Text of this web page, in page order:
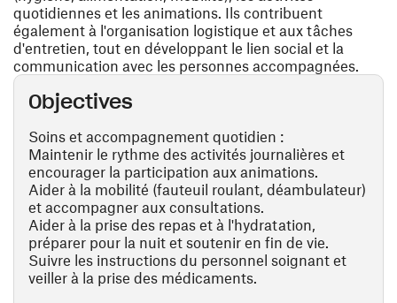
quotidiennes et les animations. Ils contribuent
également à l'organisation logistique et aux tâches
d'entretien, tout en développant le lien social et la
communication avec les personnes accompagnées.
Objectives
Soins et accompagnement quotidien :
Maintenir le rythme des activités journalières et
encourager la participation aux animations.
Aider à la mobilité (fauteuil roulant, déambulateur)
et accompagner aux consultations.
Aider à la prise des repas et à l'hydratation,
préparer pour la nuit et soutenir en fin de vie.
Suivre les instructions du personnel soignant et
veiller à la prise des médicaments.